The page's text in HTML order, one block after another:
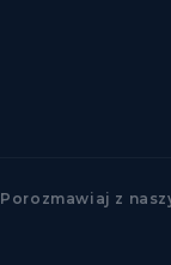
Porozmawiaj z